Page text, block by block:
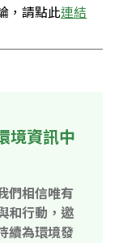
，請點此連結
境資訊中
們相信唯有
和行動，邀
續為環境發